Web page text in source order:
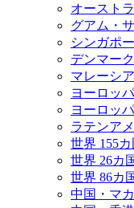
オースト
グアム・
シンガポ
デンマー
マレーシ
ヨーロッ
ヨーロッ
ラテンア
世界 155カ
世界 26カ
世界 86カ
中国・マ